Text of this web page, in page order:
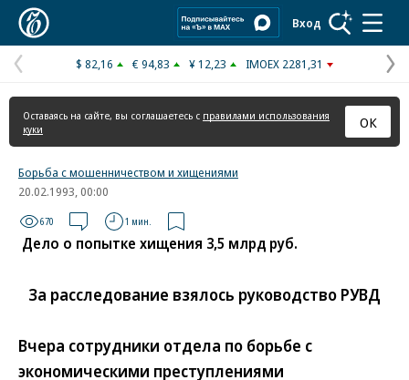
Вход
Предыдущая
страница
$ 82,16 € 94,83 ¥ 12,23 IMOEX 2281,31
Оставаясь на сайте, вы соглашаетесь с правилами использования
куки
ОК
Борьба с мошенничеством и хищениями
20.02.1993, 00:00
670 1 мин.
Дело о попытке хищения 3,5 млрд руб.
За расследование взялось руководство РУВД
Вчера сотрудники отдела по борьбе с
экономическими преступлениями